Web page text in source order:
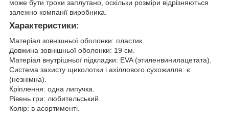
може бути трохи заплутано, оскільки розміри відрізняються
залежно компанії виробника.
Характеристики:
Матеріал зовнішньої оболонки: пластик.
Довжина зовнішньої оболонки: 19 см.
Матеріал внутрішньої підкладки: EVA (этиленвинилацетата).
Система захисту щиколотки і ахіллового сухожилля: є
(незнімна).
Кріплення: одна липучка.
Рівень гри: любительський.
Колір: в асортименті.